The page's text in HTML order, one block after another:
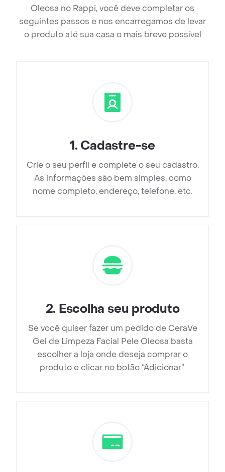
Oleosa no Rappi, você deve completar os
seguintes passos e nos encarregamos de levar
o produto até sua casa o mais breve possível
1. Cadastre-se
Crie o seu perfil e complete o seu cadastro.
As informações são bem simples, como
nome completo, endereço, telefone, etc.
2. Escolha seu produto
Se você quiser fazer um pedido de CeraVe
Gel de Limpeza Facial Pele Oleosa basta
escolher a loja onde deseja comprar o
produto e clicar no botão “Adicionar”.